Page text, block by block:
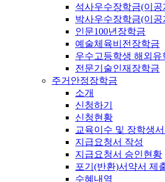
석사우수장학금(이공
박사우수장학금(이공
인문100년장학금
예술체육비전장학금
우수고등학생 해외
전문기술인재장학금
주거안정장학금
소개
신청하기
신청현황
교육이수 및 장학생
지급요청서 작성
지급요청서 승인현황
포기(반환)서약서 제
수혜내역